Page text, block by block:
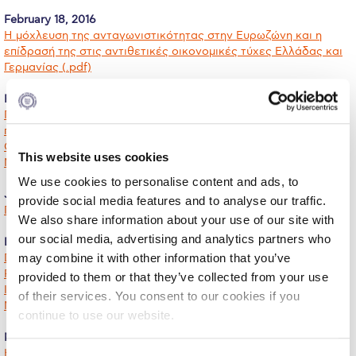
This website uses cookies
We use cookies to personalise content and ads, to
provide social media features and to analyse our traffic.
We also share information about your use of our site with
our social media, advertising and analytics partners who
may combine it with other information that you’ve
provided to them or that they’ve collected from your use
of their services. You consent to our cookies if you
continue to use our website.
Calendar
Checkin
Deree Solar PV System
Engineering & Science (in collaboration with Clarkson
University)
Fall Campaign 2021
Fall Campaign 2022
Fall Campaign 2024
February 18, 2016
Η μόχλευση της ανταγωνιστικότητας στην Ευρωζώνη και η
επίδρασή της στις αντιθετικές οικονομικές τύχες Ελλάδας και
Γερμανίας (.pdf)
February 11, 2016
Πώς μπορεί να μεθοδευτεί η λύση του συνταξιοδοτικού
προβλήματος της Ελλάδας (.pdf)
Οικονομία & Ασφαλιστικό (.pdf)
Μια διέξοδος από το αδιέξοδο στο Ασφαλιστικό (.pdf)
January 21, 2016
Γεωπολιτικός άξονας ή έστορας (.pdf)
December 3, 2015
Dance with Chance (.pdf)
Forecasting and Uncertainty (.pdf)
Illusion of Control (.pdf)
Medicine Preventive and Curative (.pdf)
November 25, 2015
Hungary at the Crossroads of Europe (.pdf)